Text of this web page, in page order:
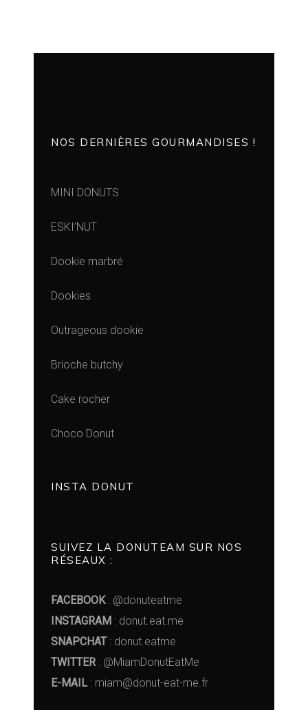
NOS DERNIÈRES GOURMANDISES !
MINI DONUTS
ESKI’NUT
Dookie marbré
Dookies
Outrageous dookie
Brioche butchy
Cake rocher
Choco Donut
INSTA DONUT
SUIVEZ LA DONUTEAM SUR NOS
RÉSEAUX :
FACEBOOK: @donuteatme
INSTAGRAM : donut.eat.me
SNAPCHAT: donut.eatme
TWITTER: @MiamDonutEatMe
E-MAIL: miam@donut-eat-me.fr